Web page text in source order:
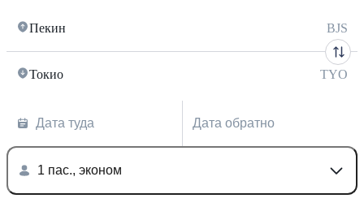
Пекин BJS
Токио TYO
Дата туда Дата обратно
1 пас., эконом